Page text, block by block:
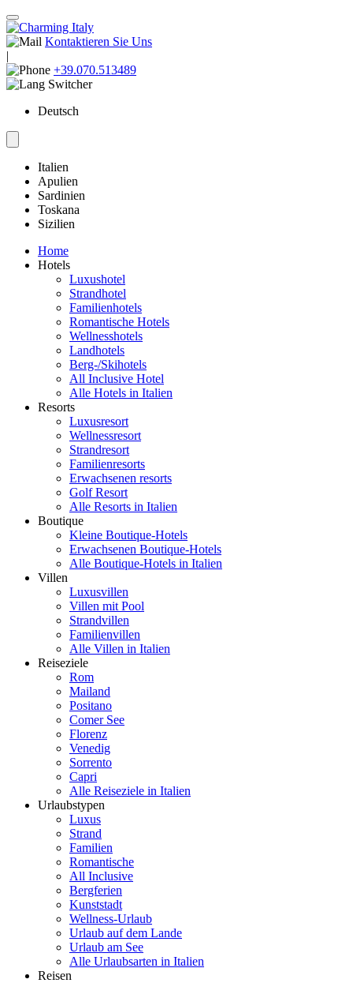
Kontaktieren Sie Uns
|
+39.070.513489
Deutsch
Italien
Apulien
Sardinien
Toskana
Sizilien
Home
Hotels
Luxushotel
Strandhotel
Familienhotels
Romantische Hotels
Wellnesshotels
Landhotels
Berg-/Skihotels
All Inclusive Hotel
Alle Hotels in Italien
Resorts
Luxusresort
Wellnessresort
Strandresort
Familienresorts
Erwachsenen resorts
Golf Resort
Alle Resorts in Italien
Boutique
Kleine Boutique-Hotels
Erwachsenen Boutique-Hotels
Alle Boutique-Hotels in Italien
Villen
Luxusvillen
Villen mit Pool
Strandvillen
Familienvillen
Alle Villen in Italien
Reiseziele
Rom
Mailand
Positano
Comer See
Florenz
Venedig
Sorrento
Capri
Alle Reiseziele in Italien
Urlaubstypen
Luxus
Strand
Familien
Romantische
All Inclusive
Bergferien
Kunststadt
Wellness-Urlaub
Urlaub auf dem Lande
Urlaub am See
Alle Urlaubsarten in Italien
Reisen